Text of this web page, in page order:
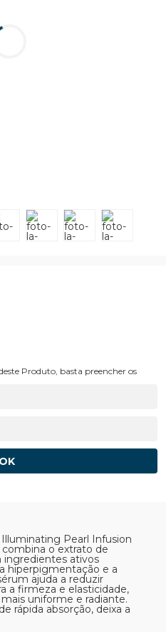
Produto, basta preencher os
Pearl Infusion
o extrato de
ingredientes ativos
hiperpigmentação e a
ajuda a reduzir
a firmeza e elasticidade,
uniforme e radiante.
rápida absorção, deixa a